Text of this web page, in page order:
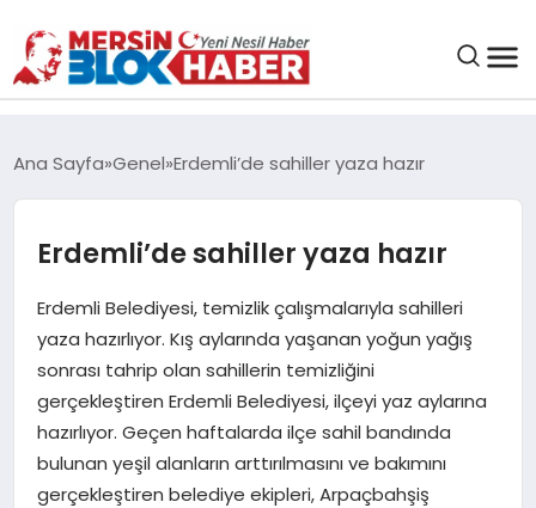
SAĞLIK
EĞITIM
EKONOMI
SANAT
Ana Sayfa Genel Erdemli’de sahiller yaza hazır
Erdemli’de sahiller yaza hazır
Erdemli Belediyesi, temizlik çalışmalarıyla sahilleri
yaza hazırlıyor. Kış aylarında yaşanan yoğun yağış
sonrası tahrip olan sahillerin temizliğini
gerçekleştiren Erdemli Belediyesi, ilçeyi yaz aylarına
hazırlıyor. Geçen haftalarda ilçe sahil bandında
bulunan yeşil alanların arttırılmasını ve bakımını
gerçekleştiren belediye ekipleri, Arpaçbahşiş